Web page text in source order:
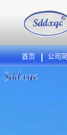
首页 公司